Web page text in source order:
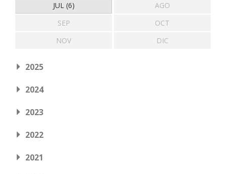
JUL (6)
AGO
SEP
OCT
NOV
DIC
2025
2024
2023
2022
2021